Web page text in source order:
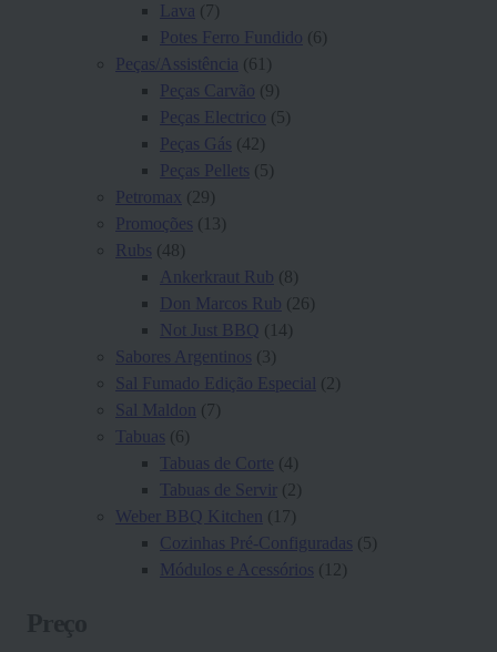
Lava (7)
Potes Ferro Fundido (6)
Peças/Assistência (61)
Peças Carvão (9)
Peças Electrico (5)
Peças Gás (42)
Peças Pellets (5)
Petromax (29)
Promoções (13)
Rubs (48)
Ankerkraut Rub (8)
Don Marcos Rub (26)
Not Just BBQ (14)
Sabores Argentinos (3)
Sal Fumado Edição Especial (2)
Sal Maldon
(7)
Tabuas (6)
Tabuas de Corte (4)
Tabuas de Servir
(2)
Weber BBQ Kitchen
(17)
Cozinhas Pré-Configuradas (5)
Módulos e Acessórios (12)